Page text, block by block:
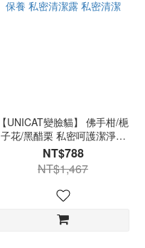
【UNICAT變臉貓】 佛手柑/梔
子花/黑醋栗 私密呵護潔淨露
200ml 任選3入超值組 私密露
私密保養 私密清潔露 私密清潔
NT$788
NT$1,467